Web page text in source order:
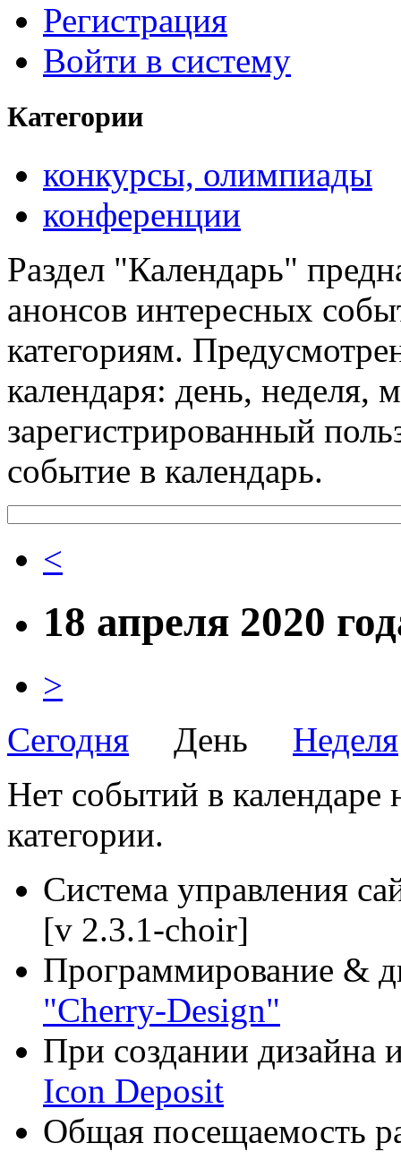
Регистрация
Войти в систему
Категории
конкурсы, олимпиады
конференции
Раздел "Календарь"
анонсов интересных
категориям.
календаря: день, неделя,
зарегистрированный
событие в календарь.
<
18 апреля 2020
>
Сегодня День Неделя
Нет событий в календаре
категории.
Система управления
[v 2.3.1-choir]
Программирование &
"Cherry-Design"
При создании дизайна
Icon Deposit
Общая посещаемость